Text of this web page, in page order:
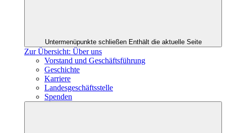
Untermenüpunkte schließen Enthält die aktuelle Seite
Zur Übersicht: Über uns
Vorstand und Geschäftsführung
Geschichte
Karriere
Landesgeschäftsstelle
Spenden